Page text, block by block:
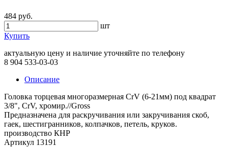
484 руб.
шт
Купить
актуальную цену и наличие уточняйте по телефону
8 904 533-03-03
Описание
Головка торцевая многоразмерная CrV (6-21мм) под квадрат
3/8", CrV, хромир.//Gross
Предназначена для раскручивания или закручивания скоб,
гаек, шестигранников, колпачков, петель, круков.
производство КНР
Артикул 13191